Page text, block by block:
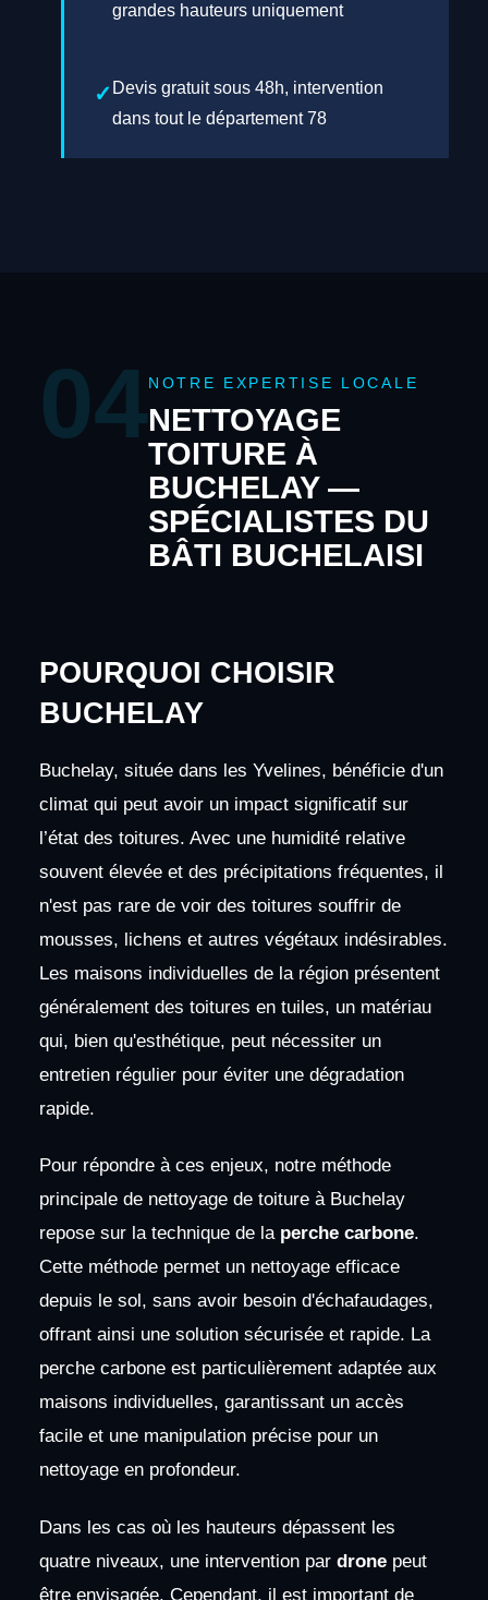
grandes hauteurs uniquement
Devis gratuit sous 48h, intervention
dans tout le département 78
04NOTRE EXPERTISE LOCALE
NETTOYAGE
TOITURE À
BUCHELAY —
SPÉCIALISTES DU
BÂTI BUCHELAISI
POURQUOI CHOISIR
BUCHELAY
Buchelay, située dans les Yvelines, bénéficie d'un
climat qui peut avoir un impact significatif sur
l’état des toitures. Avec une humidité relative
souvent élevée et des précipitations fréquentes, il
n'est pas rare de voir des toitures souffrir de
mousses, lichens et autres végétaux indésirables.
Les maisons individuelles de la région présentent
généralement des toitures en tuiles, un matériau
qui, bien qu'esthétique, peut nécessiter un
entretien régulier pour éviter une dégradation
rapide.
Pour répondre à ces enjeux, notre méthode
principale de nettoyage de toiture à Buchelay
repose sur la technique de la perche carbone.
Cette méthode permet un nettoyage efficace
depuis le sol, sans avoir besoin d'échafaudages,
offrant ainsi une solution sécurisée et rapide. La
perche carbone est particulièrement adaptée aux
maisons individuelles, garantissant un accès
facile et une manipulation précise pour un
nettoyage en profondeur.
Dans les cas où les hauteurs dépassent les
quatre niveaux, une intervention par dronepeut
être envisagée. Cependant, il est important de